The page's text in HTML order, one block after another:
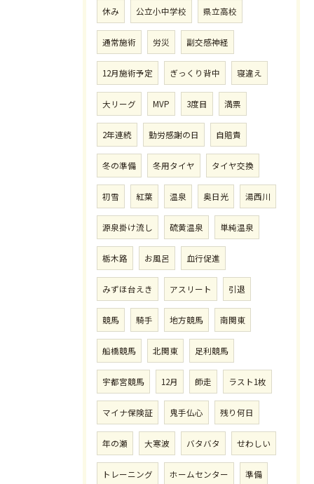
休み 公立小中学校 県立高校
通常施術 労災 副交感神経
12月施術予定 ぎっくり背中 寝違え
大リーグ MVP 3度目 満票
2年連続 勤労感謝の日 自賠責
冬の準備 冬用タイヤ タイヤ交換
初雪 紅葉 温泉 奥日光 湯西川
源泉掛け流し 硫黄温泉 単純温泉
栃木路 お風呂 血行促進
みずほ台えき アスリート 引退
競馬 騎手 地方競馬 南関東
船橋競馬 北関東 足利競馬
宇都宮競馬 12月 師走 ラスト1枚
マイナ保険証 鬼手仏心 残り何日
年の瀬 大寒波 バタバタ せわしい
トレーニング ホームセンター 準備